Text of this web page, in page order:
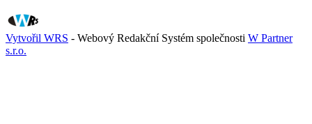
Vytvořil WRS - Webový Redakční Systém společnosti W Partner
s.r.o.